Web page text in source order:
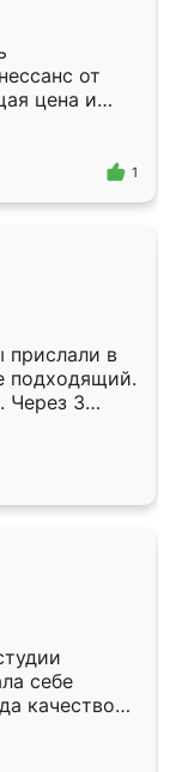
от
цена и
Приехавший
1
прислали в
подходящий.
Через 3
Остались
себе
качеством
уже почти